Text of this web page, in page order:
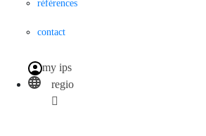
références
contact
my ips
regio